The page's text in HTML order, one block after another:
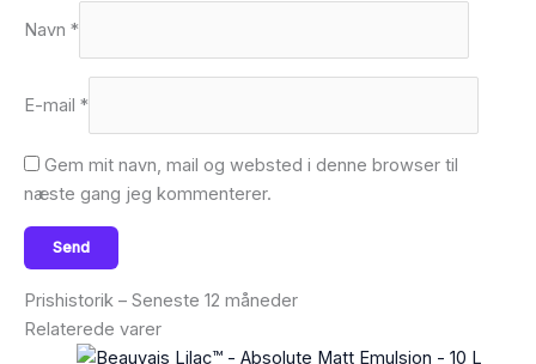
Navn *
E-mail *
Gem mit navn, mail og websted i denne browser til
næste gang jeg kommenterer.
Prishistorik – Seneste 12 måneder
Relaterede varer